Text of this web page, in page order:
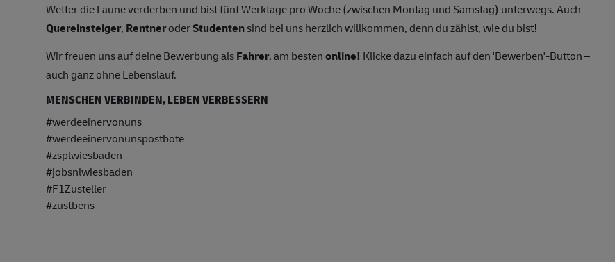
Wetter die Laune verderben und bist fünf Werktage pro Woche (zwischen Montag und Samstag) unterwegs. Auch
Quereinsteiger, RentneroderStudentensind bei uns herzlich willkommen, denn du zählst, wie du bist!
Wir freuen uns auf deine Bewerbung alsFahrer, am bestenonline! Klicke dazu einfach auf den 'Bewerben'-Button –
auch ganz ohne Lebenslauf.
MENSCHEN VERBINDEN, LEBEN VERBESSERN
#werdeeinervonuns
#werdeeinervonunspostbote
#zsplwiesbaden
#jobsnlwiesbaden
#F1Zusteller
#zustbens